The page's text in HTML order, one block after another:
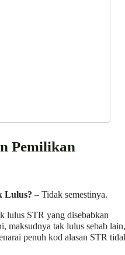
Pemilikan
Lulus? – Tidak semestinya.
lulus STR yang disebabkan
maksudnya tak lulus sebab lain,
penuh kod alasan STR